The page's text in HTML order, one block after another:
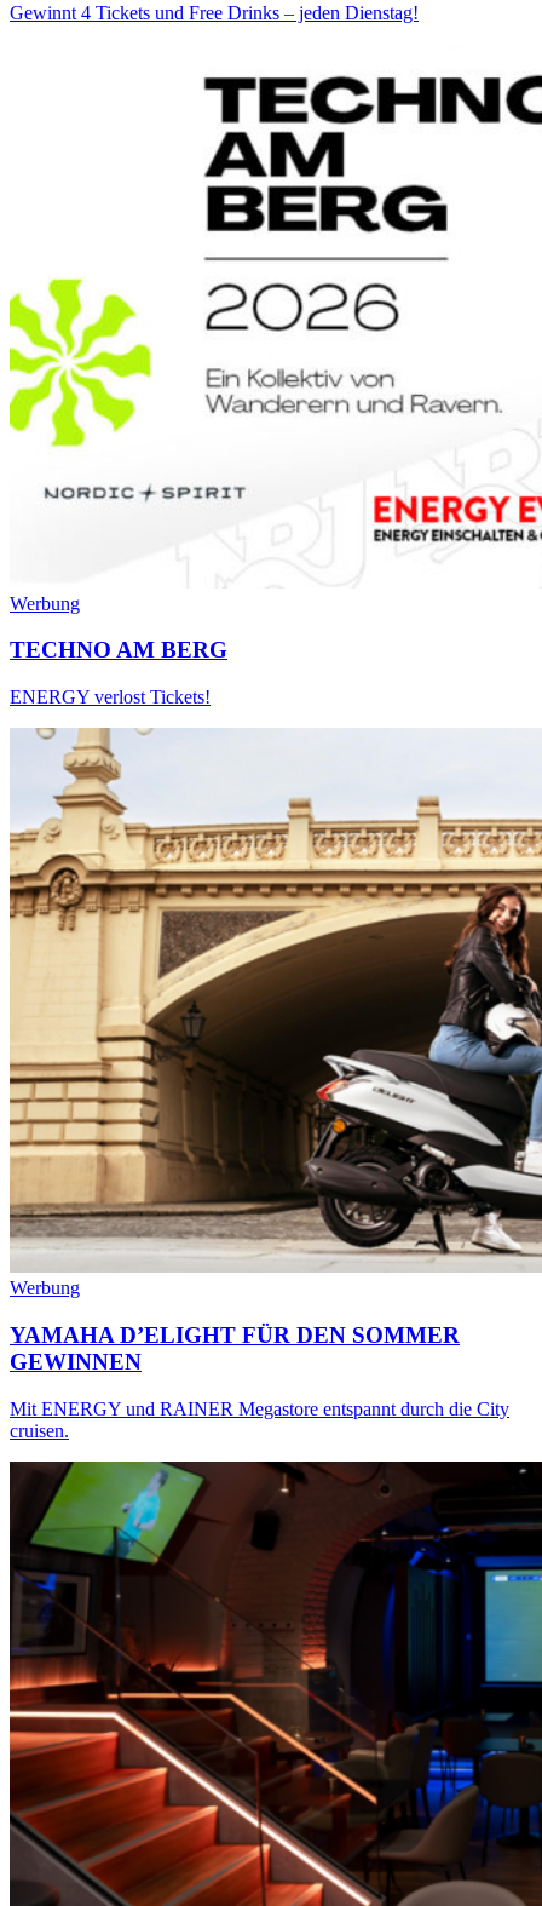
Gewinnt 4 Tickets und Free Drinks – jeden Dienstag!
Werbung
TECHNO AM BERG
ENERGY verlost Tickets!
Werbung
YAMAHA D’ELIGHT FÜR DEN SOMMER
GEWINNEN
Mit ENERGY und RAINER Megastore entspannt durch die City
cruisen.